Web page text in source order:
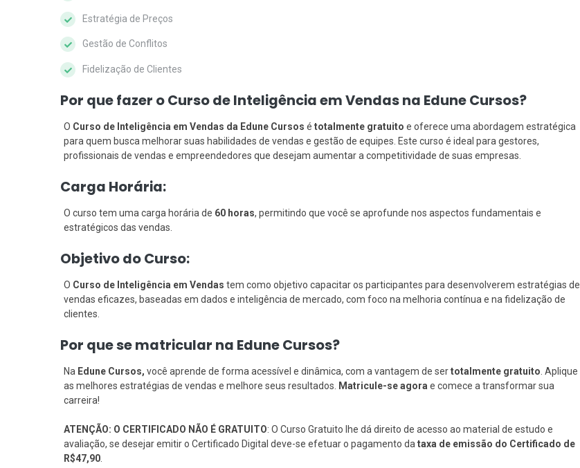
Estratégia de Preços
Gestão de Conflitos
Fidelização de Clientes
Por que fazer o Curso de Inteligência em Vendas na Edune Cursos?
O Curso de Inteligência em Vendas da Edune Cursos é totalmente gratuito e oferece uma abordagem estratégica
para quem busca melhorar suas habilidades de vendas e gestão de equipes. Este curso é ideal para gestores,
profissionais de vendas e empreendedores que desejam aumentar a competitividade de suas empresas.
Carga Horária:
O curso tem uma carga horária de 60 horas, permitindo que você se aprofunde nos aspectos fundamentais e
estratégicos das vendas.
Objetivo do Curso:
O Curso de Inteligência em Vendas tem como objetivo capacitar os participantes para desenvolverem estratégias de
vendas eficazes, baseadas em dados e inteligência de mercado, com foco na melhoria contínua e na fidelização de
clientes.
Por que se matricular na Edune Cursos?
Na Edune Cursos, você aprende de forma acessível e dinâmica, com a vantagem de sertotalmente gratuito . Aplique
as melhores estratégias de vendas e melhore seus resultados.
Matricule-se agora e comece a transformar sua
carreira!
ATENÇÃO: O CERTIFICADO NÃO É GRATUITO: O Curso Gratuito lhe dá direito de acesso ao material de estudo e
avaliação, se desejar emitir o Certificado Digital deve-se efetuar o pagamento da taxa de emissão do Certificado de
R$47,90